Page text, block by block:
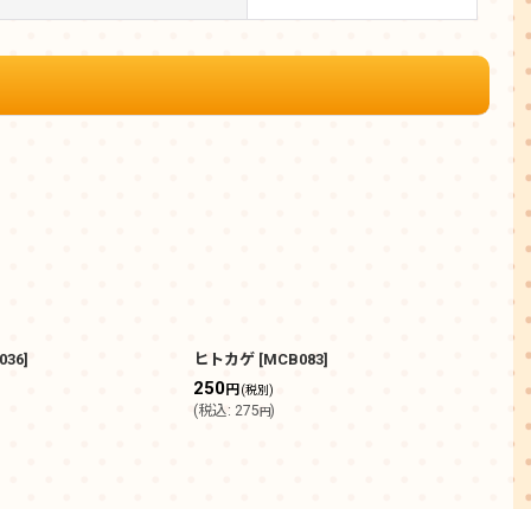
] ヒトカゲ [MCB083]
250円(税別)
(税込: 275円)
フ
円
税込